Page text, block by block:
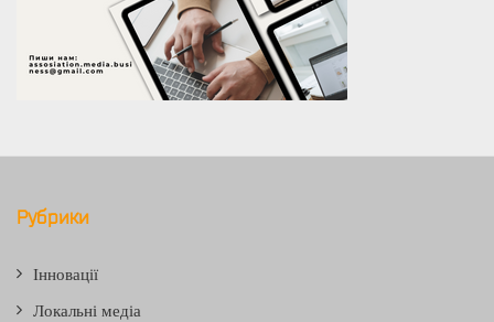
Рубрики
Інновації
Локальні медіа